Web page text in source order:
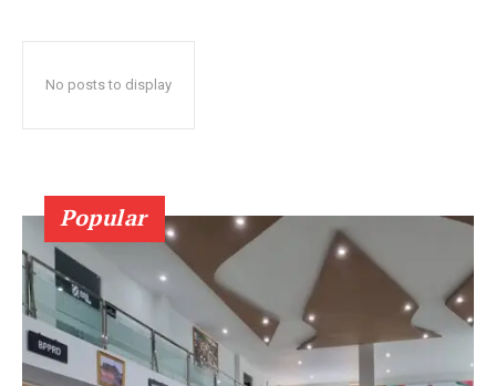
No posts to display
Popular